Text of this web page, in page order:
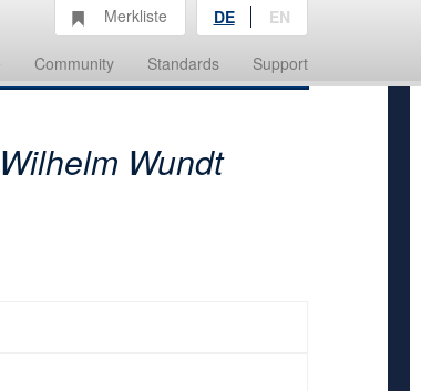
Community Standards Support
Merkliste DE EN
Wundt